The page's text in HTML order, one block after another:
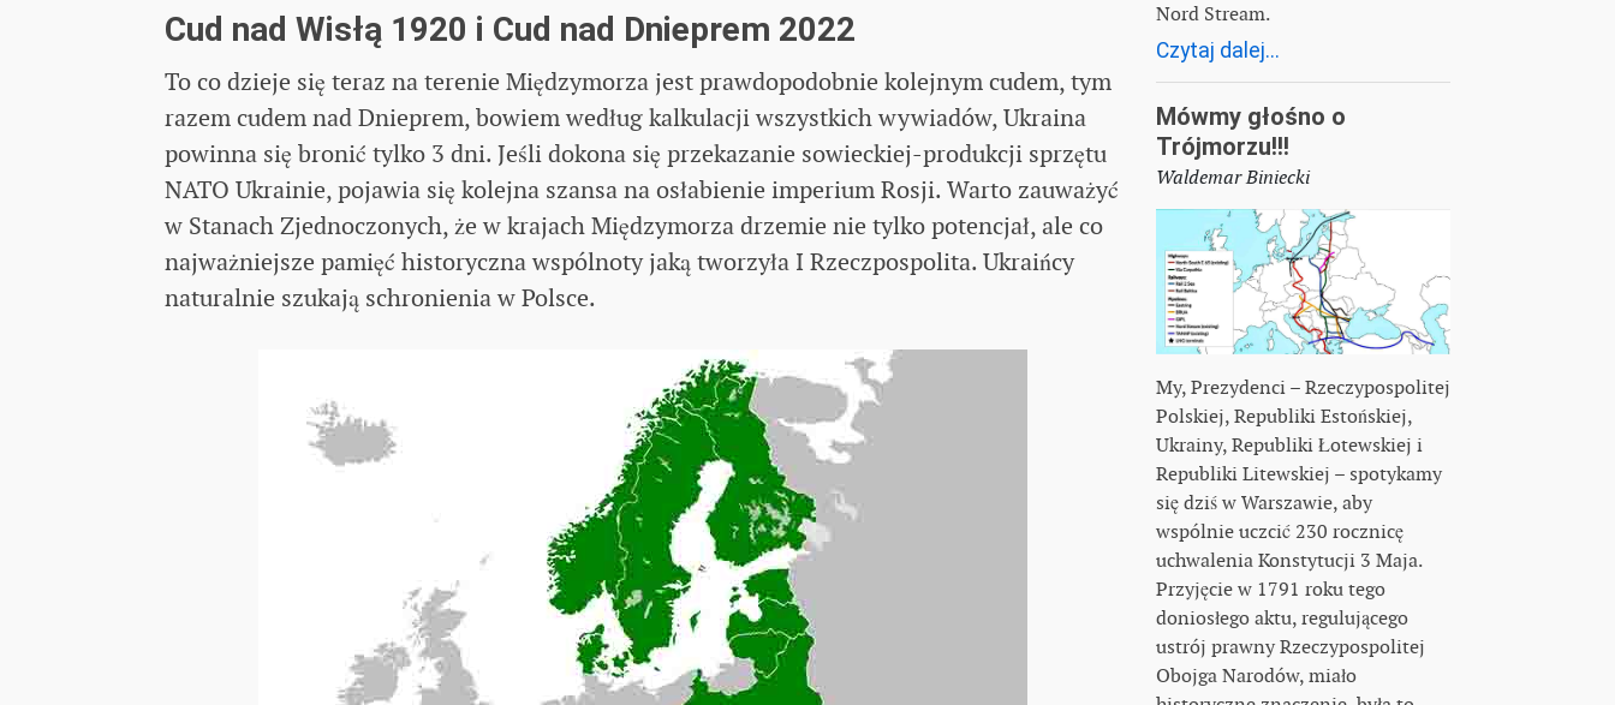
Cud nad Wisłą 1920 i Cud nad Dnieprem 2022
To co dzieje się teraz na terenie Międzymorza jest prawdopodobnie kolejnym cudem, tym
razem cudem nad Dnieprem, bowiem według kalkulacji wszystkich wywiadów, Ukraina
powinna się bronić tylko 3 dni. Jeśli dokona się przekazanie sowieckiej-produkcji sprzętu
NATO Ukrainie, pojawia się kolejna szansa na osłabienie imperium Rosji. Warto zauważyć
w Stanach Zjednoczonych, że w krajach Międzymorza drzemie nie tylko potencjał, ale co
najważniejsze pamięć historyczna wspólnoty jaką tworzyła I Rzeczpospolita. Ukraińcy
naturalnie szukają schronienia w Polsce.
Nord Stream.
Czytaj dalej...
Mówmy głośno o
Trójmorzu!!!
Waldemar Biniecki
My, Prezydenci – Rzeczypospolitej
Polskiej, Republiki Estońskiej,
Ukrainy, Republiki Łotewskiej i
Republiki Litewskiej – spotykamy
się dziś w Warszawie, aby
wspólnie uczcić 230 rocznicę
uchwalenia Konstytucji 3 Maja.
Przyjęcie w 1791 roku tego
doniosłego aktu, regulującego
ustrój prawny Rzeczypospolitej
Obojga Narodów, miało